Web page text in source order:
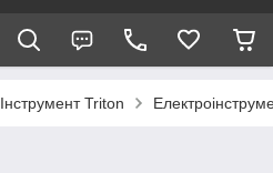
Інструмент Triton